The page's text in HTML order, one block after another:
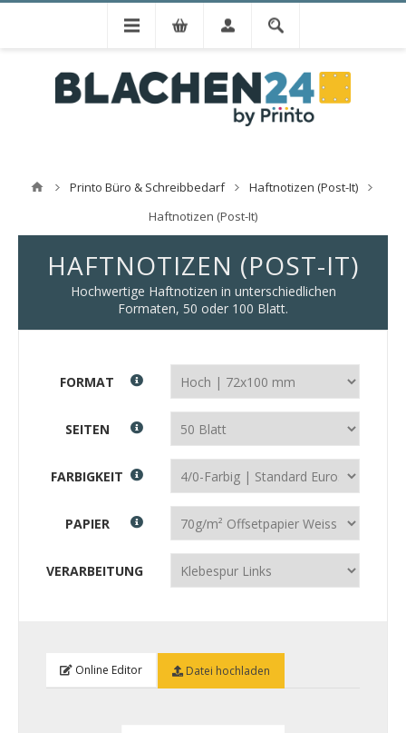
Printo Büro & Schreibbedarf
Haftnotizen (Post-It)
Haftnotizen (Post-It)
HAFTNOTIZEN (POST-IT)
Hochwertige Haftnotizen in unterschiedlichen
Formaten, 50 oder 100 Blatt.
FORMAT
SEITEN
FARBIGKEIT
PAPIER
VERARBEITUNG
Online Editor Datei hochladen